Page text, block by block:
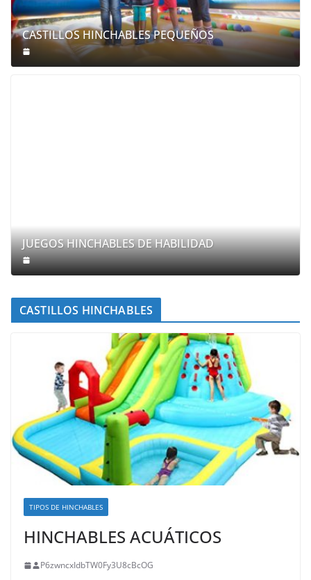
CASTILLOS HINCHABLES PEQUEÑOS
JUEGOS HINCHABLES DE HABILIDAD
CASTILLOS HINCHABLES
TIPOS DE HINCHABLES
HINCHABLES ACUÁTICOS
P6zwncxIdbTW0Fy3U8cBcOG